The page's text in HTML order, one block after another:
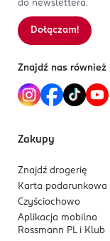
PHENETHYL
77499.
Kod EAN
5 902169 062064
Sortowanie
do newslettera.
Dołączam!
Znajdź nas również
Zakupy
Znajdź drogerię
Karta podarunkowa
Czyściochowo
Aplikacja mobilna
Rossmann PL i Klub